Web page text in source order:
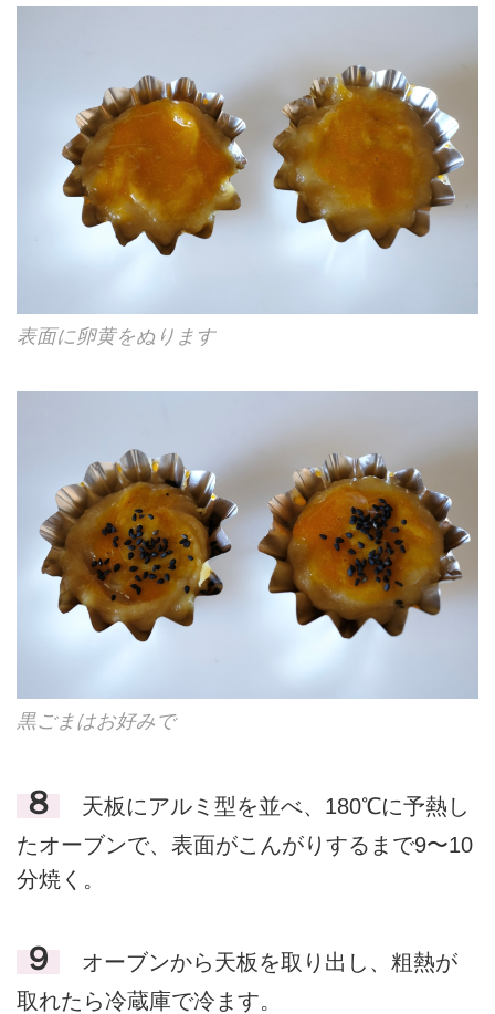
表面に卵黄をぬります
黒ごまはお好みで
８
天板にアルミ型を並べ、180℃に予熱し
たオーブンで、表面がこんがりするまで9〜10
分焼く。
９
オーブンから天板を取り出し、粗熱が
取れたら冷蔵庫で冷ます。